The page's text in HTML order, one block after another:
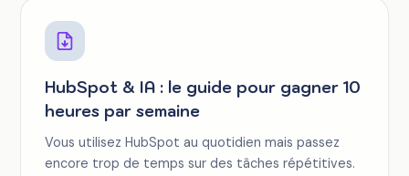
HubSpot & IA : le guide pour gagner 10
heures par semaine
Vous utilisez HubSpot au quotidien mais passez
encore trop de temps sur des tâches répétitives.